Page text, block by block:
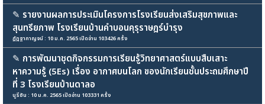
✎ รายงานผลการประเมินโครงการโรงเรียนส่งเสริมสุขภาพและ
สุนทรียภาพ โรงเรียนบ้านคำบอนคุรุราษฎร์บำรุง
ฎัฎฐากาญจน์ : 10 ม.ค. 2565 เปิดอ่าน 103426 ครั้ง
✎ การพัฒนาชุดกิจกรรมการเรียนรู้วิทยาศาสตร์แบบสืบเสาะ
หาความรู้ (5Es) เรื่อง อากาศบนโลก ของนักเรียนชั้นประถมศึกษาปี
ที่ 3 โรงเรียนบ้านดาลอ
นูรีซัน : 10 ม.ค. 2565 เปิดอ่าน 103331 ครั้ง